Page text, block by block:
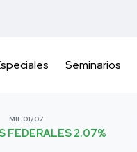
Seminarios
MIE 01/07
FEDERALES 2.07%